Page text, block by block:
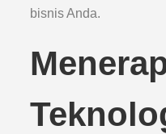
bisnis Anda.